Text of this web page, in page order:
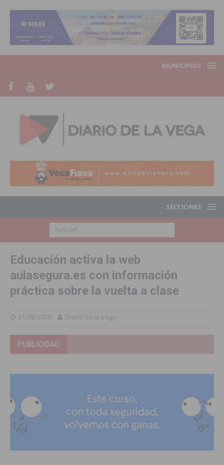
MUNICIPIOS
SECCIONES
Educación activa la web
aulasegura.es con información
práctica sobre la vuelta a clase
31/08/2020 Diario de la Vega
PUBLICIDAD